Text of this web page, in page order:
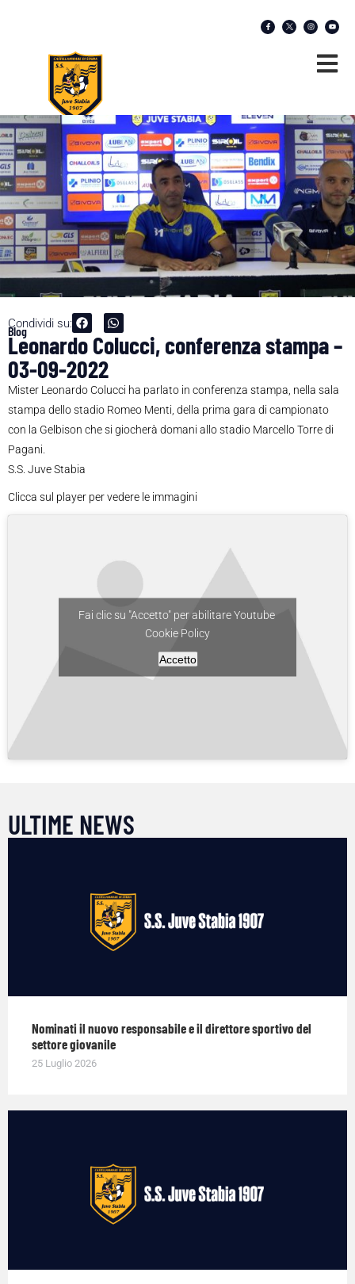
Condividi su:
Blog
Leonardo Colucci, conferenza stampa –
03-09-2022
Mister Leonardo Colucci ha parlato in conferenza stampa, nella sala
stampa dello stadio Romeo Menti, della prima gara di campionato
con la Gelbison che si giocherà domani allo stadio Marcello Torre di
Pagani.
S.S. Juve Stabia
Clicca sul player per vedere le immagini
Fai clic su "Accetto" per abilitare Youtube
Cookie Policy
Accetto
ULTIME NEWS
Nominati il nuovo responsabile e il direttore sportivo del
settore giovanile
25 Luglio 2026